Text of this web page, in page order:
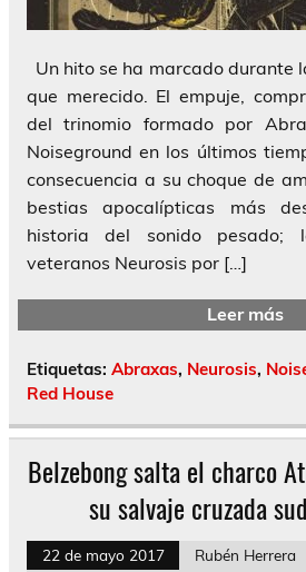
Un hito se ha marcado durante
que merecido. El empuje,
del trinomio formado por
Noiseground en los últimos
consecuencia a su choque de
bestias apocalípticas más
historia del sonido
veteranos Neurosis por […]
Leer más
Etiquetas: Abraxas, Neurosis,
Red House
Belzebong salta el charco
su salvaje cruzada
22 de mayo 2017
Rubén Herrera